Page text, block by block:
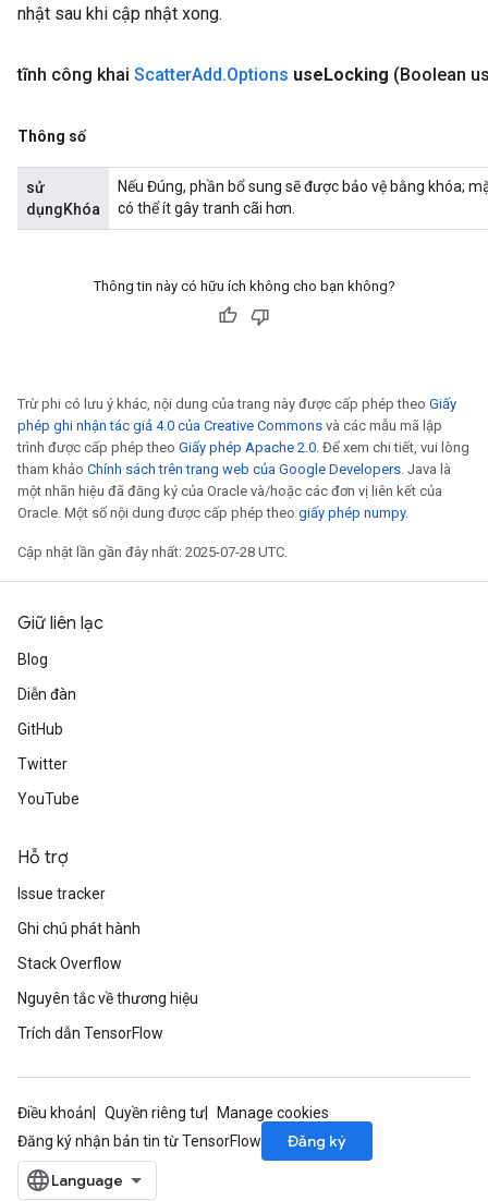
nhật sau khi cập nhật xong.
tĩnh công khai ScatterAdd.Options use Locking (Boolean
Thông số
sử
dụngKhóa
Nếu Đúng, phần bổ sung sẽ được bảo vệ bằng khóa;
có thể ít gây tranh cãi hơn.
Thông tin này có hữu ích không cho bạn không?
Trừ phi có lưu ý khác, nội dung của trang này được cấp phép theo Giấy
phép ghi nhận tác giả 4.0 của Creative Commons và các mẫu mã lập
trình được cấp phép theo Giấy phép Apache 2.0. Để xem chi tiết, vui lòng
tham khảo Chính sách trên trang web của Google Developers. Java là
một nhãn hiệu đã đăng ký của Oracle và/hoặc các đơn vị liên kết của
Oracle. Một số nội dung được cấp phép theo giấy phép numpy.
Cập nhật lần gần đây nhất: 2025-07-28 UTC.
Giữ liên lạc
Blog
Diễn đàn
GitHub
Twitter
YouTube
Hỗ trợ
Issue tracker
Ghi chú phát hành
Stack Overflow
Nguyên tắc về thương hiệu
Trích dẫn TensorFlow
Điều khoản Quyền riêng tư
Manage cookies
Đăng ký nhận bản tin từ TensorFlow
Đăng ký